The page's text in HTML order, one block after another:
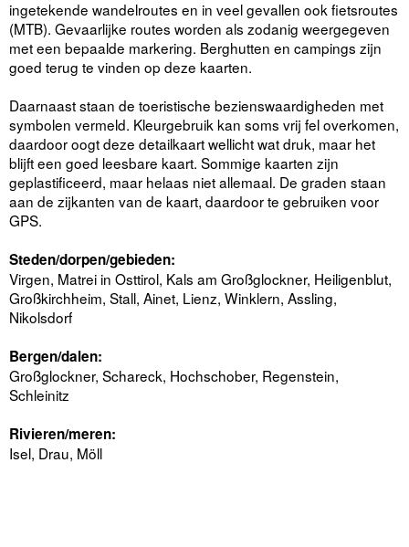
ingetekende wandelroutes en in veel gevallen ook fietsroutes
(MTB). Gevaarlijke routes worden als zodanig weergegeven
met een bepaalde markering. Berghutten en campings zijn
goed terug te vinden op deze kaarten.
Daarnaast staan de toeristische bezienswaardigheden met
symbolen vermeld. Kleurgebruik kan soms vrij fel overkomen,
daardoor oogt deze detailkaart wellicht wat druk, maar het
blijft een goed leesbare kaart. Sommige kaarten zijn
geplastificeerd, maar helaas niet allemaal. De graden staan
aan de zijkanten van de kaart, daardoor te gebruiken voor
GPS.
Steden/dorpen/gebieden:
Virgen, Matrei in Osttirol, Kals am Großglockner, Heiligenblut,
Großkirchheim, Stall, Ainet, Lienz, Winklern, Assling,
Nikolsdorf
Bergen/dalen:
Großglockner, Schareck, Hochschober, Regenstein,
Schleinitz
Rivieren/meren:
Isel, Drau, Möll